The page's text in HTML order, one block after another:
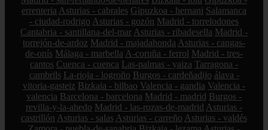
errenteria Asturias - cabrales Gipuzkoa - hernani Salamanca
- ciudad-rodrigo Asturias - gozón Madrid - torrelodones
Cantabria - santillana-del-mar Asturias - ribadesella Madrid -
torrejón-de-ardoz Madrid - majadahonda Asturias - cangas-
de-onís Málaga - marbella A-coruña - ferrol Madrid - tres-
cantos Cuenca - cuenca Las-palmas - yaiza Tarragona -
cambrils La-rioja - logroño Burgos - cardeñadijo álava -
vitoria-gasteiz Bizkaia - bilbao Valencia - gandia Valencia -
valencia Barcelona - barcelona Madrid - madrid Burgos -
revilla-y-la-ahedo Madrid - las-rozas-de-madrid Asturias -
castrillón Asturias - salas Asturias - carreño Asturias - valdés